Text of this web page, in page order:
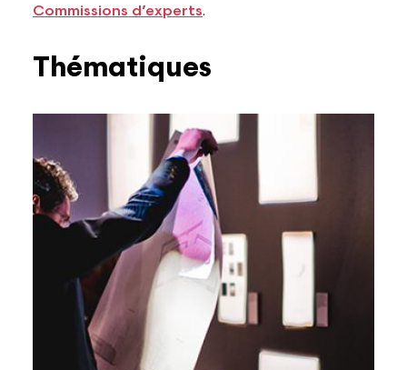
Commissions d’experts.
Thématiques